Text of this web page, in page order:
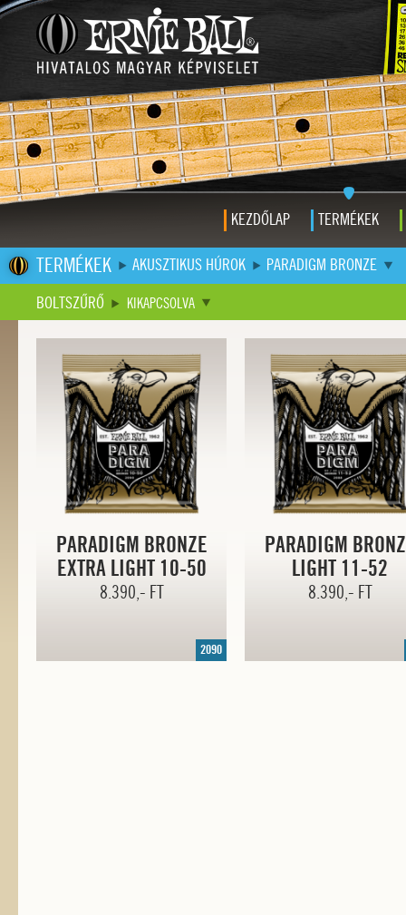
KEZDŐLAP TERMÉKEK
TERMÉKEK AKUSZTIKUS HÚROK
PARADIGM BRONZE
BOLTSZŰRŐ
KIKAPCSOLVA
PARADIGM BRONZE
EXTRA LIGHT 10-50
8.390,- FT
2090
PARADIGM
LIGHT 11-52
8.390,- FT